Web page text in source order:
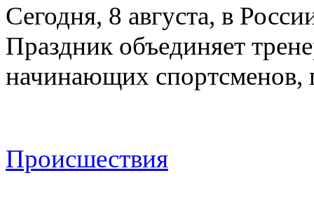
Сегодня, 8 августа, в
Праздник объединяет
начинающих
Происшествия